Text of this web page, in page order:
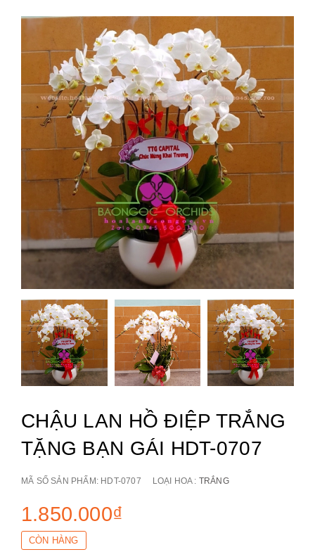
CHẬU LAN HỒ ĐIỆP TRẮNG
TẶNG BẠN GÁI HDT-0707
MÃ SỐ SẢN PHẨM: HDT-0707 LOẠI HOA : TRẮNG
1.850.000₫
CÒN HÀNG